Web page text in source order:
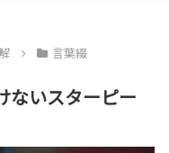
言葉綴
ないスターピー